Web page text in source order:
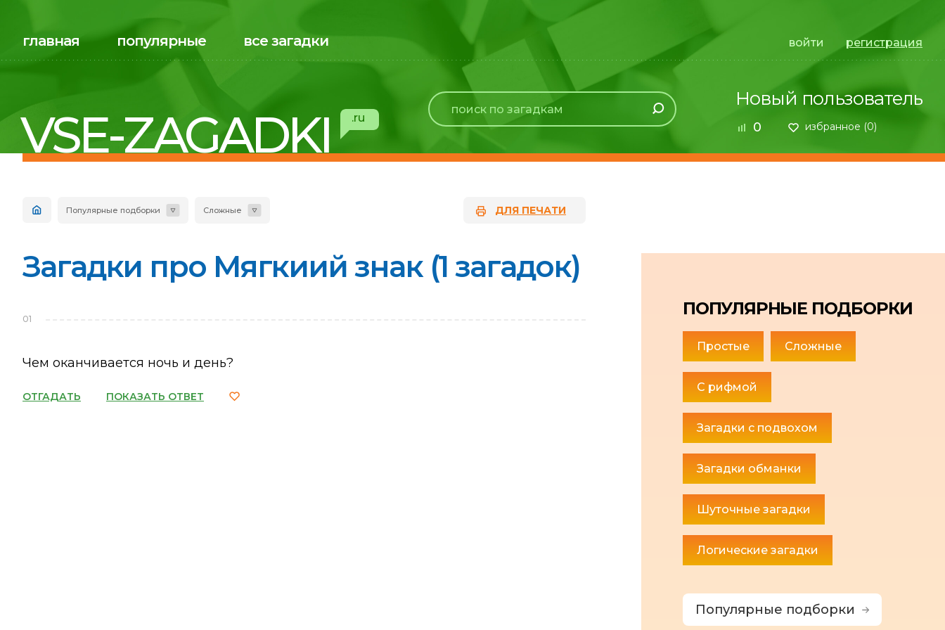
главная популярные все загадки войти регистрация
VSE-ZAGADKI .ru
Новый пользователь
0 избранное (0)
Популярные подборки Сложные ДЛЯ ПЕЧАТИ
Загадки про Мягкиий знак (1 загадок)
01
Чем оканчивается ночь и день?
ОТГАДАТЬ ПОКАЗАТЬ ОТВЕТ
ПОПУЛЯРНЫЕ ПОДБОРКИ
Простые Сложные
С рифмой
Загадки с подвохом
Загадки обманки
Шуточные загадки
Логические загадки
Популярные подборки